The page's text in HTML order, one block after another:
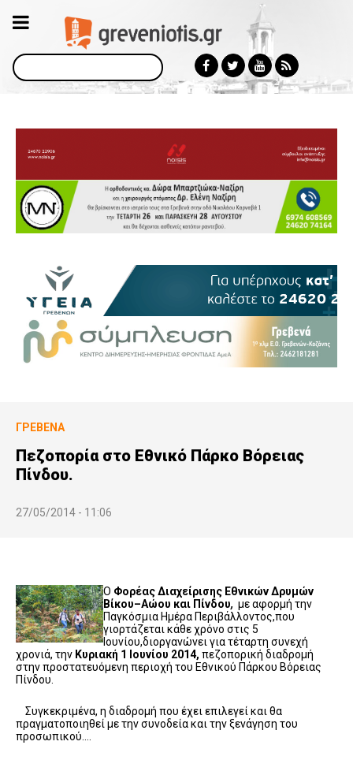
Αναζήτηση
ΓΡΕΒΕΝΆ
Πεζοπορία στο Εθνικό Πάρκο Βόρειας
Πίνδου.
27/05/2014 - 11:06
Ο Φορέας Διαχείρισης Εθνικών Δρυμών
Βίκου–Αώου και Πίνδου, με αφορμή την
Παγκόσμια Ημέρα Περιβάλλοντος,που
γιορτάζεται κάθε χρόνο στις 5
Ιουνίου,διοργανώνει για τέταρτη συνεχή
χρονιά, την Κυριακή 1 Ιουνίου 2014, πεζοπορική διαδρομή
στην προστατευόμενη περιοχή του Εθνικού Πάρκου Βόρειας
Πίνδου.
Συγκεκριμένα, η διαδρομή που έχει επιλεγεί και θα
πραγματοποιηθεί με την συνοδεία και την ξενάγηση του
προσωπικού….